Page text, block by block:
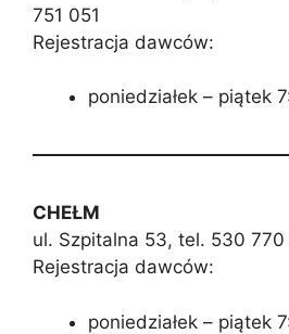
751 051
Rejestracja dawców:
poniedziałek – piątek
CHEŁM
ul. Szpitalna 53, tel. 530
Rejestracja dawców:
poniedziałek – piątek